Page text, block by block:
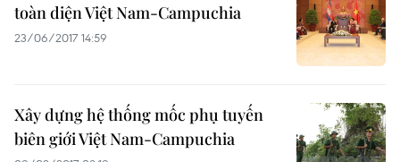
toàn diện Việt Nam-Campuchia
23/06/2017 14:59
Xây dựng hệ thống mốc phụ tuyến
biên giới Việt Nam-Campuchia